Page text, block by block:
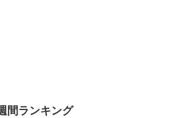
間ランキング